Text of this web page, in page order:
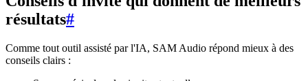
résultats#
Comme tout outil assisté par l'IA, SAM Audio répond mieux à des
conseils clairs :